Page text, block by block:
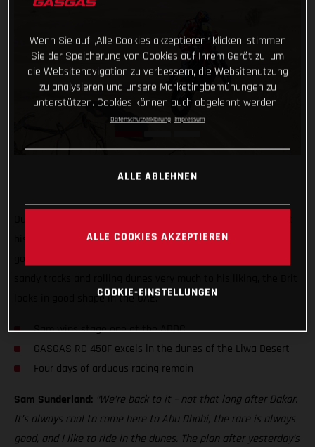
his 2022 Abu Dhabi Desert Challenge off to a strong start,
looks in good shape in the UAE.
Sam wins stage one at the ADDC
GASGAS RC 450F excels in the dunes of the Liwa Desert
Four days of arduous racing remain
Sam Sunderland: “We’re back to it – not that long after Dakar.
It’s always cool to come here to Abu Dhabi, the race is always
good, and I like to ride in the dunes. The plan after yesterday’s
Wenn Sie auf „Alle Cookies akzeptieren“ klicken, stimmen
Sie der Speicherung von Cookies auf Ihrem Gerät zu, um
die Websitenavigation zu verbessern, die Websitenutzung
zu analysieren und unsere Marketingbemühungen zu
unterstützen. Cookies können auch abgelehnt werden.
Datenschutzerklärung Impressum
ALLE ABLEHNEN
ALLE COOKIES AKZEPTIEREN
COOKIE-EINSTELLUNGEN